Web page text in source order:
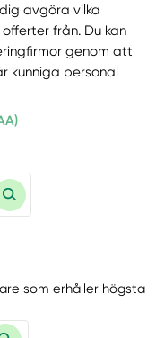
avgöra vilka
från. Du kan
genom att
kunniga personal
som erhåller högsta